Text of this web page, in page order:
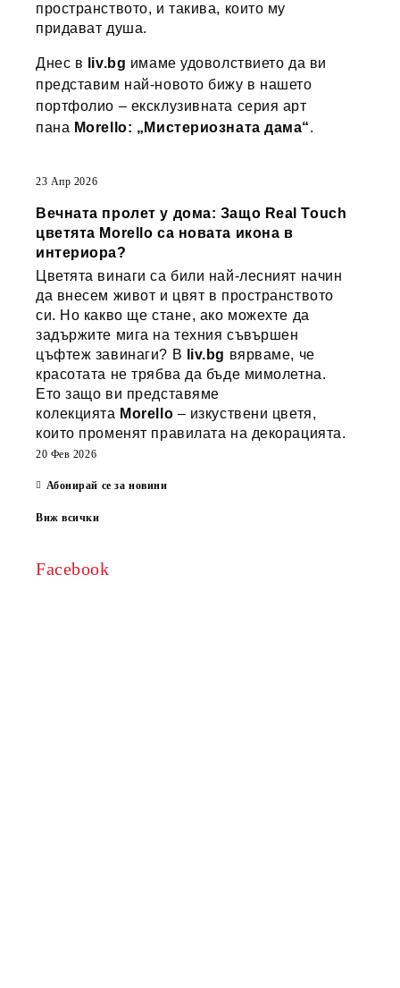
пространството, и такива, които му
придават душа.
Днес в liv.bg имаме удоволствието да ви
представим най-новото бижу в нашето
портфолио – ексклузивната серия арт
пана Morello: „Мистериозната дама“.
23 Апр 2026
Вечната пролет у дома: Защо Real Touch
цветята Morello са новата икона в
интериора?
Цветята винаги са били най-лесният начин
да внесем живот и цвят в пространството
си. Но какво ще стане, ако можехте да
задържите мига на техния съвършен
цъфтеж завинаги? В
liv.bg вярваме, че
красотата не трябва да бъде мимолетна.
Ето защо ви представяме
колекцията Morello – изкуствени цветя,
които променят правилата на декорацията.
20 Фев 2026
Абонирай се за новини
Виж всички
Facebook